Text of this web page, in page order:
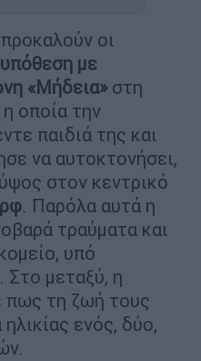
οι
υπόθεση με
«Μήδεια» στη
οποία την
παιδιά της και
να αυτοκτονήσει,
στον κεντρικό
. Παρόλα αυτά η
τραύματα και
υπό
Στο μεταξύ, η
πως τη ζωή τους
ενός, δύο,